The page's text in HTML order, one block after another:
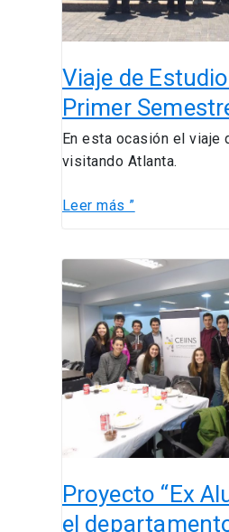
Viaje de
Primer
En esta ocasión el
visitando Atlanta.
de
2017
Leer más ”
Proyecto “Ex
el
Proyecto
“Ex
Alumnos
el
departamento”